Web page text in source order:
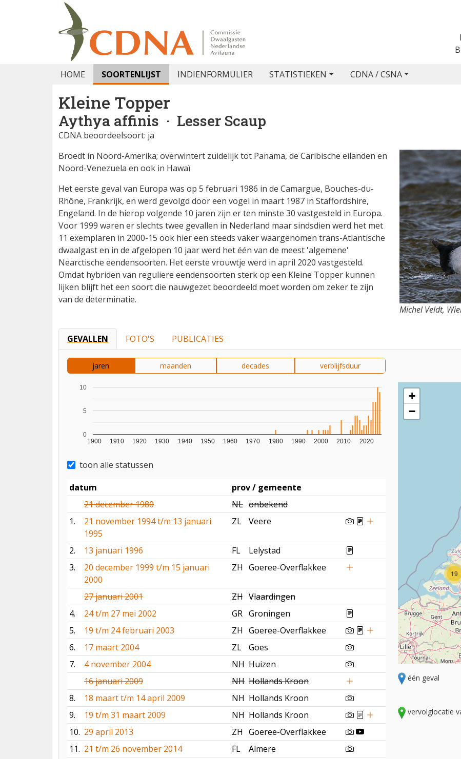
HOME SOORTENLIJST INDIENFORMULIER STATISTIEKEN CDNA / CSNA
Kleine Topper
Aythya affinis · Lesser Scaup
CDNA beoordeelsoort: ja
Broedt in Noord-Amerika; overwintert zuidelijk tot Panama, de Caribische eilanden en
Noord-Venezuela en ook in Hawaï
Het eerste geval van Europa was op 5 februari 1986 in de Camargue, Bouches-du-
Rhône, Frankrijk, en werd gevolgd door een vogel in maart 1987 in Staffordshire,
Engeland. In de hierop volgende 10 jaren zijn er ten minste 30 vastgesteld in Europa.
Voor 1999 waren er slechts twee gevallen in Nederland maar sindsdien werd het met
11 exemplaren in 2000-15 ook hier een steeds vaker waargenomen trans-Atlantische
dwaalgast en in de afgelopen 10 jaar werd het één van de meest 'algemene'
Nearctische eendensoorten. Het eerste vrouwtje werd in april 2020 vastgesteld.
Omdat hybriden van reguliere eendensoorten sterk op een Kleine Topper kunnen
lijken blijft het een soort die nauwgezet beoordeeld moet worden om zeker te zijn
van de determinatie.
Michel Veldt,
GEVALLEN FOTO'S PUBLICATIES
jaren maanden decades verblijfsduur
1900 1910 1920 1930 1940 1950 1960 1970 1980 1990 2000 2010 2020
0
5
10
toon alle statussen
datum
prov / gemeente
21 december 1980
NL onbekend
1.
21 november 1994 t/m 13 januari
1995
ZL Veere
2. 13 januari 1996 FL
Lelystad
3.
20 december 1999 t/m 15 januari
2000
ZH Goeree-Overflakkee
27 januari 2001 ZH Vlaardingen
4.
24 t/m 27 mei 2002 GR Groningen
5.
19 t/m 24 februari 2003 ZH Goeree-Overflakkee
6.
17 maart 2004 ZL
Goes
7.
4 november 2004 NH Huizen
16 januari 2009
NH Hollands Kroon
8.
18 maart t/m 14 april 2009 NH Hollands Kroon
9.
19 t/m 31 maart 2009 NH Hollands Kroon
10. 29 april 2013 ZH Goeree-Overflakkee
11. 21 t/m 26 november 2014 FL
Almere
19
+
−
één geval
vervolglocatie